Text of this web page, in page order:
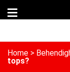
Home >
tops?